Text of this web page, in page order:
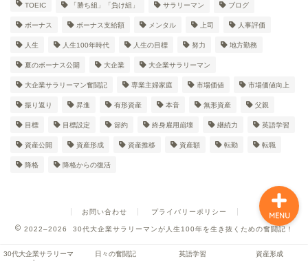
TOEIC 「勝ち組」「負け組」 サラリーマン ブログ
ボーナス ボーナス支給額 メンタル 上司 人事評価
人生 人生100年時代 人生の目標 努力 地方勤務
夏のボーナス公開 大企業 大企業サラリーマン
大企業サラリーマン奮闘記 専業主婦家庭 市場価値 市場価値向上
振り返り 昇進 有形資産 本音 無形資産 父親
目標 目標設定 節約 終身雇用崩壊 継続力 英語学習
資産公開 資産形成 資産推移 資産額 転勤 転職
降格 降格からの復活
お問い合わせ プライバリーポリシー
2022–2026 30代大企業サラリーマンが人生100年を生き抜くための奮闘記！
30代大企業サラリーマ
日々の奮闘記 英語学習 資産形成
MENU
30代大企業サラリーマン
Dのプロフィール
日々の奮闘記
英語学習